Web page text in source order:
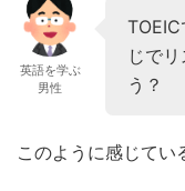
英語を学ぶ
男性
じで
う？
このように感じてい